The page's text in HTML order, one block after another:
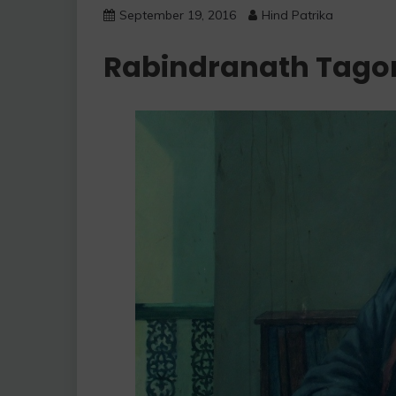
September 19, 2016 Hind Patrika
Rabindranath